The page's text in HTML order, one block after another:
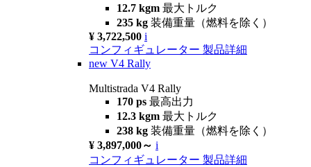
12.7 kgm 最大トルク
235 kg 装備重量（燃料を除く）
¥ 3,722,500 i
コンフィギュレーター 製品詳細
new V4 Rally
Multistrada V4 Rally
170 ps 最高出力
12.3 kgm 最大トルク
238 kg 装備重量（燃料を除く）
¥ 3,897,000～ i
コンフィギュレーター 製品詳細